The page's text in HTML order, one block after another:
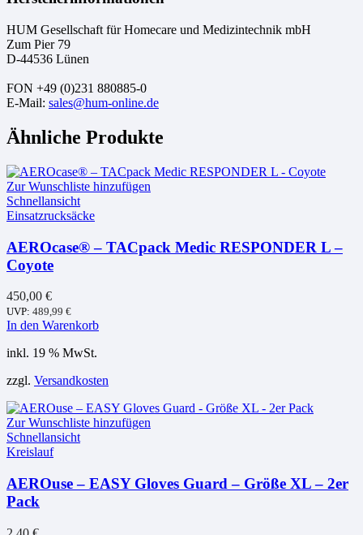
HUM Gesellschaft für Homecare und Medizintechnik mbH
Zum Pier 79
D-44536 Lünen
FON +49 (0)231 880885-0
E-Mail: sales@hum-online.de
Ähnliche Produkte
Zur Wunschliste hinzufügen
Schnellansicht
Einsatzrucksäcke
AEROcase® – TACpack Medic RESPONDER L –
Coyote
450,00 €
UVP: 489,99 €
In den Warenkorb
inkl. 19 % MwSt.
zzgl. Versandkosten
Zur Wunschliste hinzufügen
Schnellansicht
Kreislauf
AEROuse – EASY Gloves Guard – Größe XL – 2er
Pack